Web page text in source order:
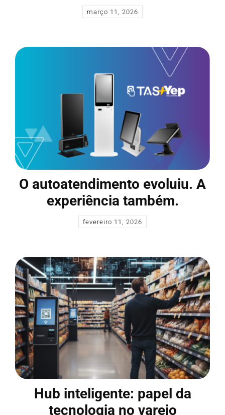
março 11, 2026
O autoatendimento evoluiu. A
experiência também.
fevereiro 11, 2026
Hub inteligente: papel da
tecnologia no varejo